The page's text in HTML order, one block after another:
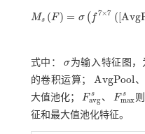
Ms ( F) = σ ( f7×7 ([Avg
MsF =σf7 ×7AvgPo ol F M axPoo
式中： σ
σ 为输入特征图，
的卷积运算；
AvgPool
AvgPool 、
大值池化；
F s
avg
Favgs、 F s
max
Fmaxs
征和最大值池化特征。